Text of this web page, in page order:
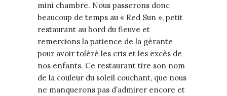
mini chambre. Nous passerons donc
beaucoup de temps au « Red Sun », petit
restaurant au bord du fleuve et
remercions la patience de la gérante
pour avoir toléré les cris et les excès de
nos enfants. Ce restaurant tire son nom
de la couleur du soleil couchant, que nous
ne manquerons pas d’admirer encore et